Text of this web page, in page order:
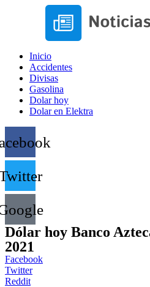
Inicio
Accidentes
Divisas
Gasolina
Dolar hoy
Dolar en Elektra
Dólar hoy Banco
2021
Facebook
Twitter
Reddit